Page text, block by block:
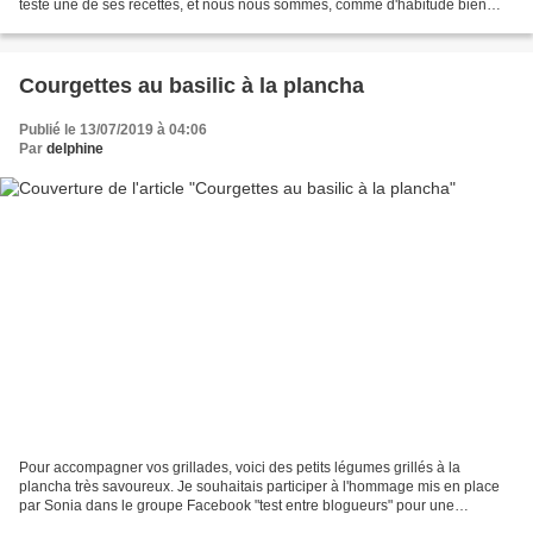
testé une de ses recettes, et nous nous sommes, comme d'habitude bien
Courgettes au basilic à la plancha
Publié le 13/07/2019 à 04:06
Par delphine
Pour accompagner vos grillades, voici des petits légumes grillés à la
plancha très savoureux. Je souhaitais participer à l'hommage mis en place
par Sonia dans le groupe Facebook "test entre blogueurs" pour une